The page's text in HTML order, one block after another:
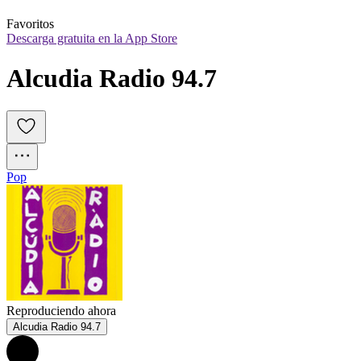
Favoritos
Descarga gratuita en la App Store
Alcudia Radio 94.7
Pop
Reproduciendo ahora
Alcudia Radio 94.7